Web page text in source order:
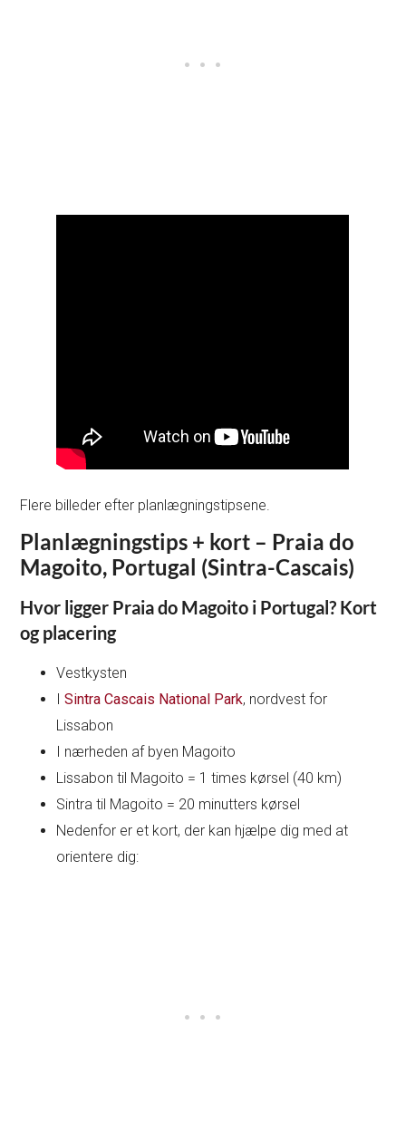
Flere billeder efter planlægningstipsene.
Planlægningstips + kort – Praia do
Magoito, Portugal (Sintra-Cascais)
Hvor ligger Praia do Magoito i Portugal? Kort
og placering
Vestkysten
ISintra Cascais National Park, nordvest for
Lissabon
I nærheden af byen Magoito
Lissabon til Magoito = 1 times kørsel (40 km)
Sintra til Magoito = 20 minutters kørsel
Nedenfor er et kort, der kan hjælpe dig med at
orientere dig: